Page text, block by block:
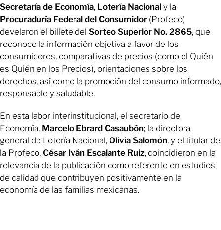
Secretaría de Economía, Lotería Nacional y la
Procuraduría Federal del Consumidor (Profeco)
develaron el billete del Sorteo Superior No. 2865, que
reconoce la información objetiva a favor de los
consumidores, comparativas de precios (como el Quién
es Quién en los Precios), orientaciones sobre los
derechos, así como la promoción del consumo informado,
responsable y saludable.
En esta labor interinstitucional, el secretario de
Economía, Marcelo Ebrard Casaubón; la directora
general de Lotería Nacional, Olivia Salomón, y el titular de
la Profeco, César Iván Escalante Ruiz, coincidieron en la
relevancia de la publicación como referente en estudios
de calidad que contribuyen positivamente en la
economía de las familias mexicanas.